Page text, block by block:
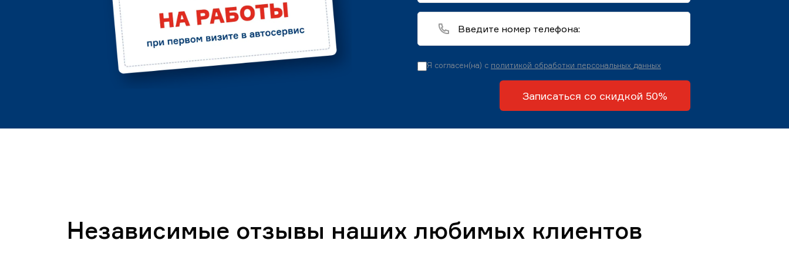
Я согласен(на) с политикой обработки персональных данных
Записаться со скидкой 50%
Независимые отзывы наших любимых клиентов